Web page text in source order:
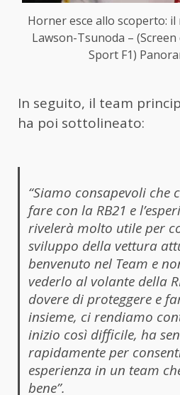
Horner esce allo scoperto:
Lawson-Tsunoda –
Sport F1)
In seguito, il team
ha poi sottolineato:
“Siamo consapevoli che
fare con la RB21 e
rivelerà molto utile per
sviluppo della vettura
benvenuto nel Team e
vederlo al volante della
dovere di proteggere e
insieme, ci rendiamo
inizio così difficile, ha
rapidamente per
esperienza in un team
bene”.